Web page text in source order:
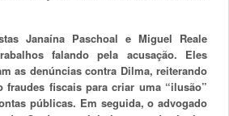
Janaína Paschoal e Miguel Reale
falando pela acusação. Eles
as denúncias contra Dilma, reiterando
fraudes fiscais para criar uma “ilusão”
públicas. Em seguida, o advogado